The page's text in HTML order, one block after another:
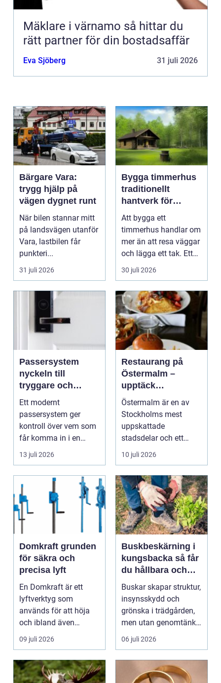
Mäklare i värnamo så hittar du
rätt partner för din bostadsaffär
Eva Sjöberg 31 juli 2026
Bärgare Vara:
trygg hjälp på
vägen dygnet runt
När bilen stannar mitt
på landsvägen utanför
Vara, lastbilen får
punkteri...
31 juli 2026
Bygga timmerhus
traditionellt
hantverk för
moderna behov
Att bygga ett
timmerhus handlar om
mer än att resa väggar
och lägga ett tak. Ett
timmerhus är ett lå...
30 juli 2026
Passersystem
nyckeln till
tryggare och
smidigare tillträde
Ett modernt
passersystem ger
kontroll över vem som
får komma in i en
byggnad, när de får
komma in oc...
13 juli 2026
Restaurang på
Östermalm –
upptäck
matupplevelser i
en av Stockholms
mest attraktiva
stadsdelar
Östermalm är en av
Stockholms mest
uppskattade
stadsdelar och ett
självklart val f&ou...
10 juli 2026
Domkraft grunden
för säkra och
precisa lyft
En Domkraft är ett
lyftverktyg som
används för att höja
och ibland även
positionera tunga
objekt, so...
09 juli 2026
Buskbeskärning i
kungsbacka så får
du hållbara och
vackra buskar året
runt
Buskar skapar struktur,
insynsskydd och
grönska i trädgården,
men utan genomtänkt
beskärning blir de...
06 juli 2026